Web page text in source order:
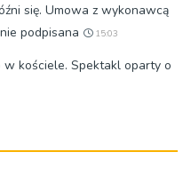
się. Umowa z wykonawcą
podpisana
15:03
kościele. Spektakl oparty o